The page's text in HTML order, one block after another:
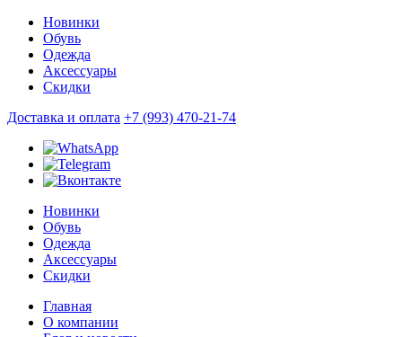
Новинки
Обувь
Одежда
Аксессуары
Скидки
Доставка и оплата +7 (993) 470-21-74
Новинки
Обувь
Одежда
Аксессуары
Скидки
Главная
О компании